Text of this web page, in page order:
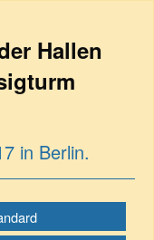
Hallen
in Berlin.